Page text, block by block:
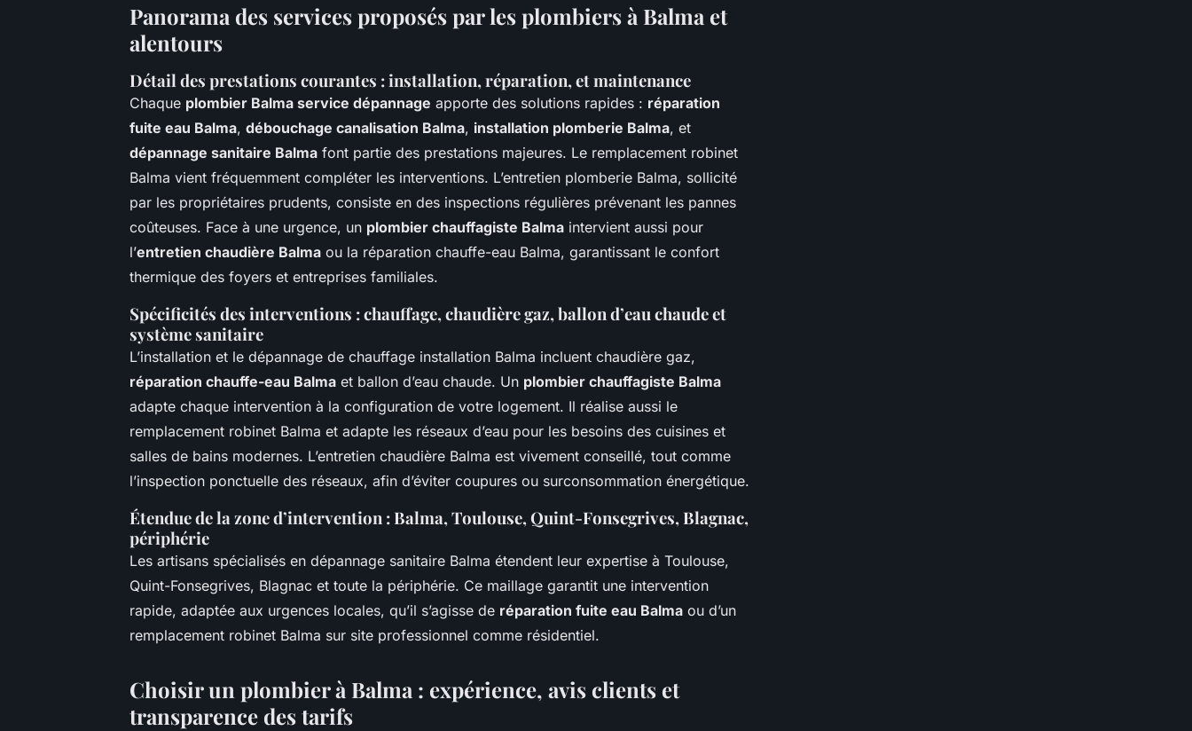
Panorama des services proposés par les plombiers à Balma et
alentours
Détail des prestations courantes : installation, réparation, et maintenance
Chaque plombier Balma service dépannage apporte des solutions rapides : réparation
fuite eau Balma, débouchage canalisation Balma, installation plomberie Balma, et
dépannage sanitaire Balma font partie des prestations majeures. Le remplacement robinet
Balma vient fréquemment compléter les interventions. L’entretien plomberie Balma, sollicité
par les propriétaires prudents, consiste en des inspections régulières prévenant les pannes
coûteuses. Face à une urgence, un plombier chauffagiste Balma intervient aussi pour
l’entretien chaudière Balma ou la réparation chauffe-eau Balma, garantissant le confort
thermique des foyers et entreprises familiales.
Spécificités des interventions : chauffage, chaudière gaz, ballon d’eau chaude et
système sanitaire
L’installation et le dépannage de chauffage installation Balma incluent chaudière gaz,
réparation chauffe-eau Balma et ballon d’eau chaude. Un plombier chauffagiste Balma
adapte chaque intervention à la configuration de votre logement. Il réalise aussi le
remplacement robinet Balma et adapte les réseaux d’eau pour les besoins des cuisines et
salles de bains modernes. L’entretien chaudière Balma est vivement conseillé, tout comme
l’inspection ponctuelle des réseaux, afin d’éviter coupures ou surconsommation énergétique.
Étendue de la zone d’intervention : Balma, Toulouse, Quint-Fonsegrives, Blagnac,
périphérie
Les artisans spécialisés en dépannage sanitaire Balma étendent leur expertise à Toulouse,
Quint-Fonsegrives, Blagnac et toute la périphérie. Ce maillage garantit une intervention
rapide, adaptée aux urgences locales, qu’il s’agisse de réparation fuite eau Balma ou d’un
remplacement robinet Balma sur site professionnel comme résidentiel.
Choisir un plombier à Balma : expérience, avis clients et
transparence des tarifs